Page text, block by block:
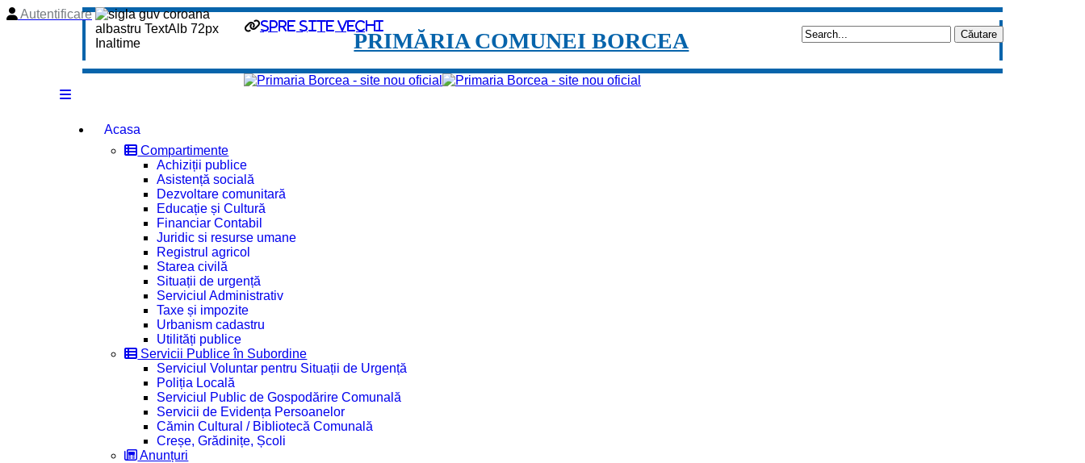
spre site vechi
Autentificare
PRIMĂRIA COMUNEI BORCEA
Acasa
Compartimente
Achiziții publice
Asistență socială
Dezvoltare comunitară
Educație și Cultură
Financiar Contabil
Juridic si resurse umane
Registrul agricol
Starea civilă
Situații de urgență
Serviciul Administrativ
Taxe și impozite
Urbanism cadastru
Utilități publice
Servicii Publice în Subordine
Serviciul Voluntar pentru Situații de Urgență
Poliția Locală
Serviciul Public de Gospodărire Comunală
Servicii de Evidența Persoanelor
Cămin Cultural / Bibliotecă Comunală
Creșe, Grădinițe, Școli
Anunțuri